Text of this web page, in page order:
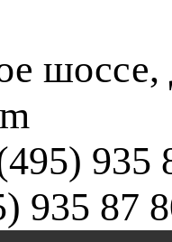
935
935 87